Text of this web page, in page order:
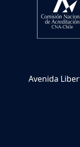
Avenida